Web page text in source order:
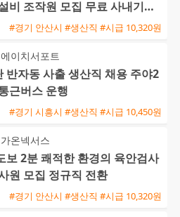
비 조작원 모집 무료 사내기숙
#경기 안산시 #생산직 #시급 10,320원
이치서포트
반자동 사출 생산직 채용 주야2
근버스 운행
#경기 시흥시 #생산직 #시급 10,450원
온넥서스
보 2분 쾌적한 환경의 육안검사
원 모집 정규직 전환
#경기 안산시 #생산직 #시급 10,320원